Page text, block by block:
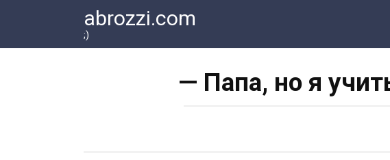
abrozzi.com
;)
— Папа, но я